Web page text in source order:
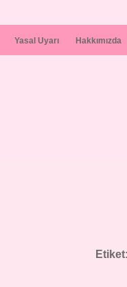
Yasal Uyarı Hakkımızda
Etiket: